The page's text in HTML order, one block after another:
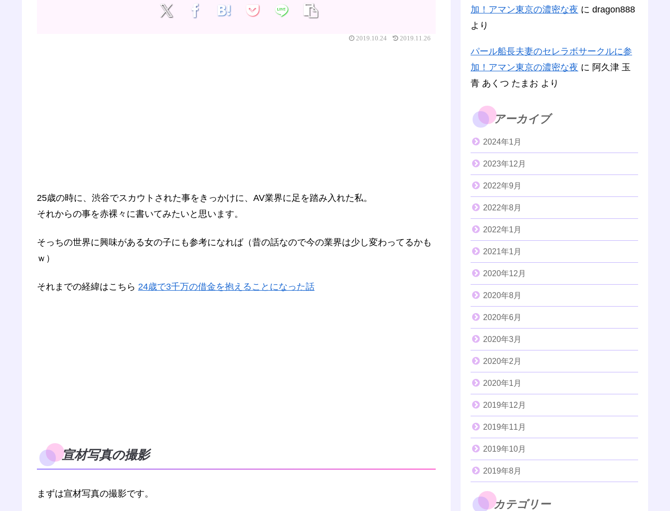
2019.10.24 2019.11.26
25歳の時に、渋谷でスカウトされた事をきっかけに、AV業界に足を踏み入れた私。
それからの事を赤裸々に書いてみたいと思います。
そっちの世界に興味がある女の子にも参考になれば（昔の話なので今の業界は少し変わってるかも
ｗ）
それまでの経緯はこちら 24歳で3千万の借金を抱えることになった話
宣材写真の撮影
まずは宣材写真の撮影です。
加！アマン東京の濃密な夜 に dragon888
より
パール船長夫妻のセレラボサークルに参
加！アマン東京の濃密な夜 に 阿久津 玉
青 あくつ たまお より
アーカイブ
2024年1月
2023年12月
2022年9月
2022年8月
2022年1月
2021年1月
2020年12月
2020年8月
2020年6月
2020年3月
2020年2月
2020年1月
2019年12月
2019年11月
2019年10月
2019年8月
カテゴリー